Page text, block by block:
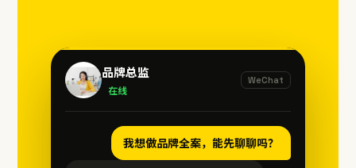
品牌总监
在线
WeChat
我想做品牌全案，能先聊聊吗？